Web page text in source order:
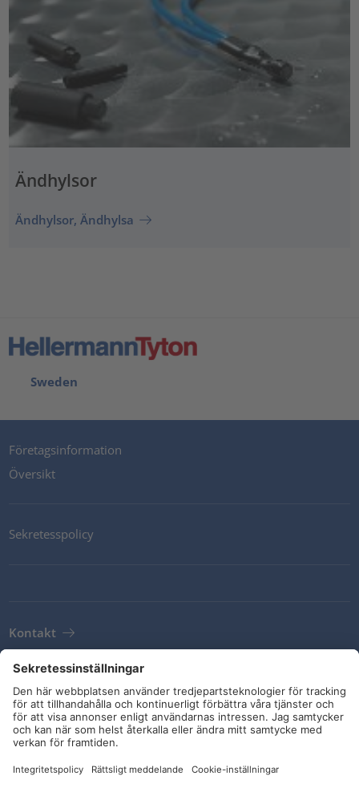
Ändhylsor
Ändhylsor, Ändhylsa
Sweden
Företagsinformation
Översikt
Sekretesspolicy
Kontakt
Leveransvillkor
Riktlinjer och åtaganden
Sociala medier